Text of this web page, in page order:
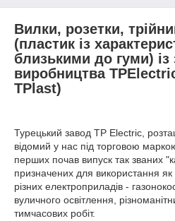
Вилки, розетки,
(пластик із
близькими до гуми) із
виробництва
TPlast)
Турецький завод TP Electric,
відомий у нас під торговою
перших почав випуск так званих
призначених для використання як
різних електроприладів -
вуличного освітлення,
тимчасових робіт.